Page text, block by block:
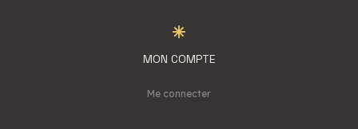
MON COMPTE
Me connecter